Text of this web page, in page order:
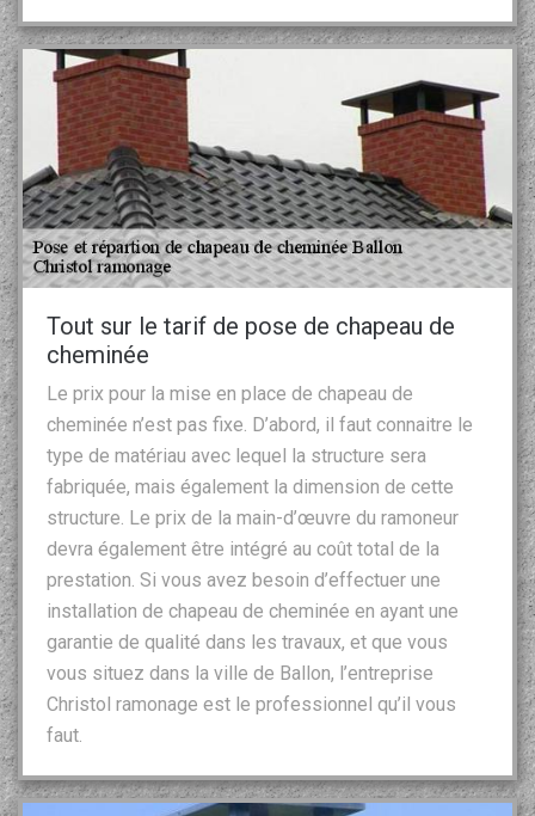
Tout sur le tarif de pose de chapeau de
cheminée
Le prix pour la mise en place de chapeau de
cheminée n’est pas fixe. D’abord, il faut connaitre le
type de matériau avec lequel la structure sera
fabriquée, mais également la dimension de cette
structure. Le prix de la main-d’œuvre du ramoneur
devra également être intégré au coût total de la
prestation. Si vous avez besoin d’effectuer une
installation de chapeau de cheminée en ayant une
garantie de qualité dans les travaux, et que vous
vous situez dans la ville de Ballon, l’entreprise
Christol ramonage est le professionnel qu’il vous
faut.